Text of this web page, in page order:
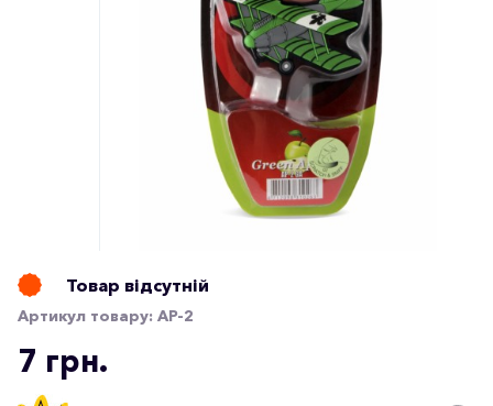
Товар відсутній
Артикул товару: AP-2
7 грн.